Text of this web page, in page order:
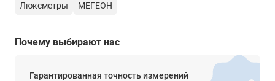
9В батарея тип "Крона"
52. 5мм*35. 5мм*166мм
Люксметры МЕГЕОН
Почему выбирают нас
Гарантированная точность измерений